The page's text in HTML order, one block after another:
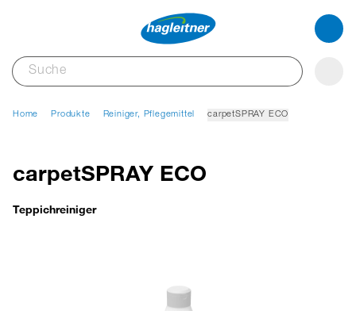
Home Produkte Reiniger, Pflegemittel carpetSPRAY ECO
carpetSPRAY ECO
Teppichreiniger